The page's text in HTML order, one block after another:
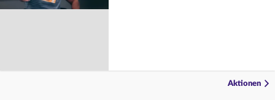
Aktionen